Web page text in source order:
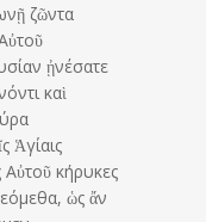
ζῶντα
ᾐνέσατε
καὶ
Ἁγίαις
κήρυκες
ὡς ἄν